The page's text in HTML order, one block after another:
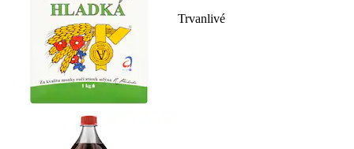
Trvanlivé